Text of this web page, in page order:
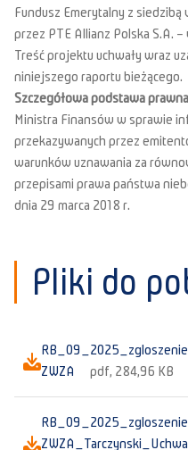
Fundusz Emerytalny z
przez PTE Allianz Polska S.A.
Treść projektu uchwały wraz
niniejszego raportu bieżącego.
Szczegółowa podstawa
Ministra Finansów w sprawie
przekazywanych przez
warunków uznawania za
przepisami prawa państwa
dnia 29 marca 2018 r.
Pliki do
ZWZA
pdf, 284,96 KB